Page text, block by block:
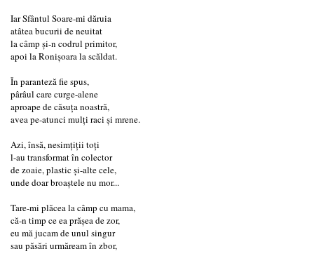
Iar Sfântul Soare-mi dăruia
atâtea bucurii de neuitat
la câmp și-n codrul primitor,
apoi la Ronișoara la scăldat.
În paranteză fie spus,
pârâul care curge-alene
aproape de căsuța noastră,
avea pe-atunci mulți raci și mrene.
Azi, însă, nesimțiții toți
l-au transformat în colector
de zoaie, plastic și-alte cele,
unde doar broaștele nu mor...
Tare-mi plăcea la câmp cu mama,
că-n timp ce ea prășea de zor,
eu mă jucam de unul singur
sau păsări urmăream în zbor,